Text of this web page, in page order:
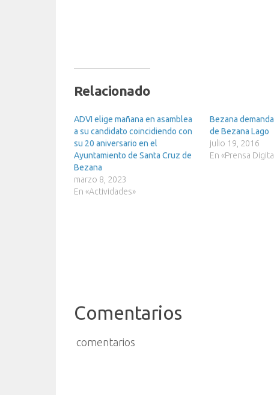
Relacionado
ADVI elige mañana en asamblea
a su candidato coincidiendo con
su 20 aniversario en el
Ayuntamiento de Santa Cruz de
Bezana
marzo 8, 2023
En «Actividades»
Bezana
de Bezana Lago
julio 19, 2016
En «Prensa
Comentarios
comentarios